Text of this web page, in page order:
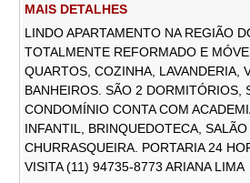
MAIS DETALHES
LINDO APARTAMENTO NA REGIÃO
TOTALMENTE REFORMADO E
QUARTOS, COZINHA, LAVANDERIA,
BANHEIROS. SÃO 2 DORMITÓRIOS,
CONDOMÍNIO CONTA COM
INFANTIL, BRINQUEDOTECA,
CHURRASQUEIRA. PORTARIA 24
VISITA (11) 94735-8773 ARIANA LIMA